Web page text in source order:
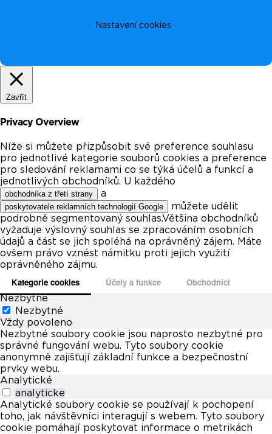
Nastavení cookies
Zavřít
Privacy Overview
Níže si můžete přizpůsobit své preference souhlasu
pro jednotlivé kategorie souborů cookies a preference
pro sledování reklamami co se týká účelů a funkcí a
jednotlivých obchodníků. U každého
obchodníka z třetí strany a
poskytovatele reklamních technologií Google
můžete udělit
podrobně segmentovaný souhlas.Většina obchodníků
vyžaduje výslovný souhlas se zpracováním osobních
údajů a část se jich spoléhá na oprávněný zájem. Máte
ovšem právo vznést námitku proti jejich využití
oprávněného zájmu.
Kategorie cookies Účely a funkce Obchodníci
Nezbytné
Nezbytné
Vždy povoleno
Nezbytné soubory cookie jsou naprosto nezbytné pro
správné fungování webu. Tyto soubory cookie
anonymně zajišťují základní funkce a bezpečnostní
prvky webu.
Analytické
analyticke
Analytické soubory cookie se používají k pochopení
toho, jak návštěvníci interagují s webem. Tyto soubory
cookie pomáhají poskytovat informace o metrikách